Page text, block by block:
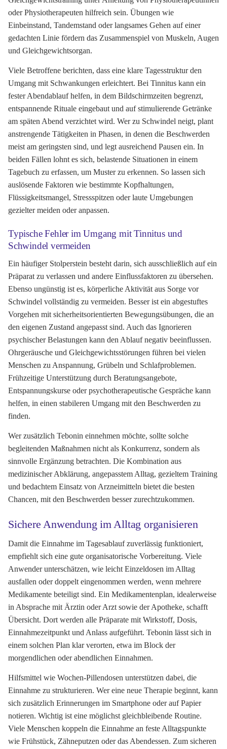
oder Physiotherapeuten hilfreich sein. Übungen wie
Einbeinstand, Tandemstand oder langsames Gehen auf einer
gedachten Linie fördern das Zusammenspiel von Muskeln, Augen
und Gleichgewichtsorgan.
Viele Betroffene berichten, dass eine klare Tagesstruktur den
Umgang mit Schwankungen erleichtert. Bei Tinnitus kann ein
fester Abendablauf helfen, in dem Bildschirmzeiten begrenzt,
entspannende Rituale eingebaut und auf stimulierende Getränke
am späten Abend verzichtet wird. Wer zu Schwindel neigt, plant
anstrengende Tätigkeiten in Phasen, in denen die Beschwerden
meist am geringsten sind, und legt ausreichend Pausen ein. In
beiden Fällen lohnt es sich, belastende Situationen in einem
Tagebuch zu erfassen, um Muster zu erkennen. So lassen sich
auslösende Faktoren wie bestimmte Kopfhaltungen,
Flüssigkeitsmangel, Stressspitzen oder laute Umgebungen
gezielter meiden oder anpassen.
Typische Fehler im Umgang mit Tinnitus und
Schwindel vermeiden
Ein häufiger Stolperstein besteht darin, sich ausschließlich auf ein
Präparat zu verlassen und andere Einflussfaktoren zu übersehen.
Ebenso ungünstig ist es, körperliche Aktivität aus Sorge vor
Schwindel vollständig zu vermeiden. Besser ist ein abgestuftes
Vorgehen mit sicherheitsorientierten Bewegungsübungen, die an
den eigenen Zustand angepasst sind. Auch das Ignorieren
psychischer Belastungen kann den Ablauf negativ beeinflussen.
Ohrgeräusche und Gleichgewichtsstörungen führen bei vielen
Menschen zu Anspannung, Grübeln und Schlafproblemen.
Frühzeitige Unterstützung durch Beratungsangebote,
Entspannungskurse oder psychotherapeutische Gespräche kann
helfen, in einen stabileren Umgang mit den Beschwerden zu
finden.
Wer zusätzlich Tebonin einnehmen möchte, sollte solche
begleitenden Maßnahmen nicht als Konkurrenz, sondern als
sinnvolle Ergänzung betrachten. Die Kombination aus
medizinischer Abklärung, angepasstem Alltag, gezieltem Training
und bedachtem Einsatz von Arzneimitteln bietet die besten
Chancen, mit den Beschwerden besser zurechtzukommen.
Sichere Anwendung im Alltag organisieren
Damit die Einnahme im Tagesablauf zuverlässig funktioniert,
empfiehlt sich eine gute organisatorische Vorbereitung. Viele
Anwender unterschätzen, wie leicht Einzeldosen im Alltag
ausfallen oder doppelt eingenommen werden, wenn mehrere
Medikamente beteiligt sind. Ein Medikamentenplan, idealerweise
in Absprache mit Ärztin oder Arzt sowie der Apotheke, schafft
Übersicht. Dort werden alle Präparate mit Wirkstoff, Dosis,
Einnahmezeitpunkt und Anlass aufgeführt. Tebonin lässt sich in
einem solchen Plan klar verorten, etwa im Block der
morgendlichen oder abendlichen Einnahmen.
Hilfsmittel wie Wochen-Pillendosen unterstützen dabei, die
Einnahme zu strukturieren. Wer eine neue Therapie beginnt, kann
sich zusätzlich Erinnerungen im Smartphone oder auf Papier
notieren. Wichtig ist eine möglichst gleichbleibende Routine.
Viele Menschen koppeln die Einnahme an feste Alltagspunkte
wie Frühstück, Zähneputzen oder das Abendessen. Zum sicheren